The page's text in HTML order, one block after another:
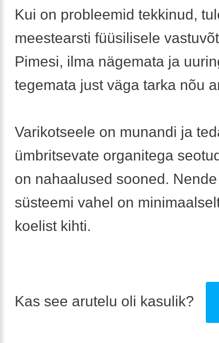
Kui on probleemid tekkinud,
meestearsti füüsilisele
Pimesi, ilma nägemata ja
tegemata just väga tarka nõu
Varikotseele on munandi ja
ümbritsevate organitega
on nahaalused sooned.
süsteemi vahel on
koelist kihti.
Kas see arutelu oli kasulik?